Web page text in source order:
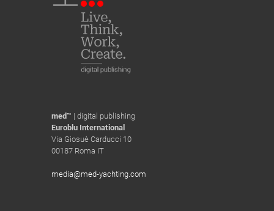
med™ | digital publishing
Euroblu International
Via Giosuè Carducci 10
00187 Roma IT
media@med-yachting.com